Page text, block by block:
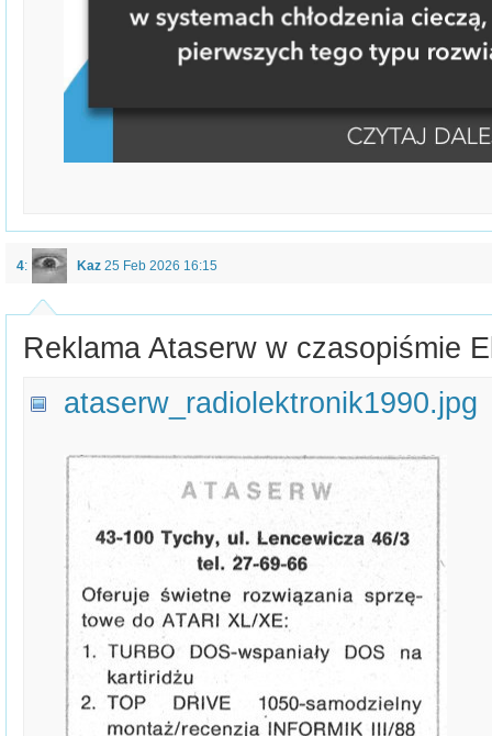
4: Kaz 25 Feb 2026 16:15
Reklama Ataserw w czasopiśmie
ataserw_radiolektronik1990.jpg